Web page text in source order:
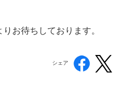
お待ちしております。
シェア